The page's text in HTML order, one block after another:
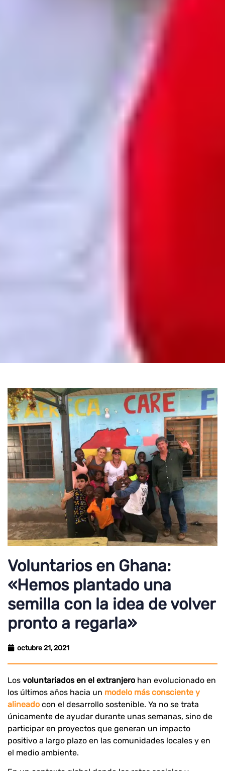
Voluntarios en Ghana:
«Hemos plantado una
semilla con la idea de volver
pronto a regarla»
octubre 21, 2021
Los voluntariados en el extranjero han evolucionado en
los últimos años hacia un modelo más consciente y
alineado con el desarrollo sostenible. Ya no se trata
únicamente de ayudar durante unas semanas, sino de
participar en proyectos que generan un impacto
positivo a largo plazo en las comunidades locales y en
el medio ambiente.